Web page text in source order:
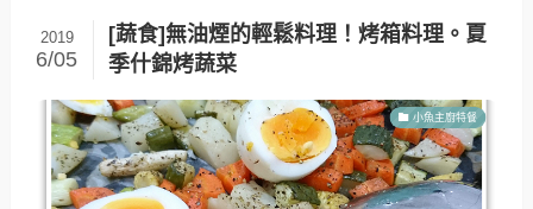
[蔬食]無油煙的輕鬆料理！烤箱料理。夏
季什錦烤蔬菜
2019
6/05
小魚主廚特餐